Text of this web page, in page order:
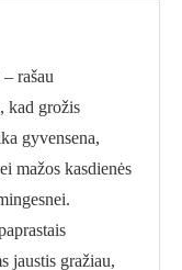
rašau
kad grožis
gyvensena,
mažos kasdienės
jaustis gražiau,